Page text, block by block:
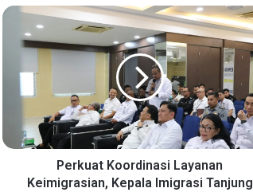
P
o
Perkuat Koordinasi Layanan
Keimigrasian, Kepala Imigrasi Tanjung